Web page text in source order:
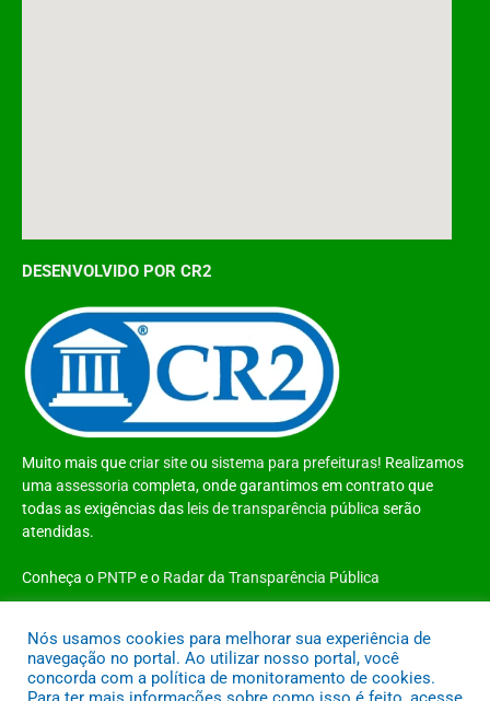
DESENVOLVIDO POR CR2
Muito mais quecriar siteou sistema para prefeituras! Realizamos
uma assessoria completa, onde garantimos em contrato que
todas as exigências das leis de transparência pública serão
atendidas.
Conheça o PNTPe o Radar da Transparência Pública
Todos os direitos reservados a Prefeitura Municipal de Santo Antônio do
Nós usamos cookies para melhorar sua experiência de
navegação no portal. Ao utilizar nosso portal, você
concorda com a política de monitoramento de cookies.